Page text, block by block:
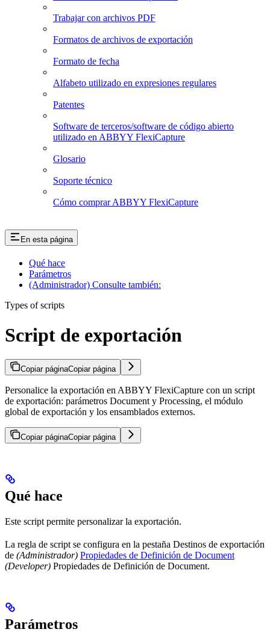
Trabajar con archivos PDF
Formatos de archivos de exportación
Formato de fecha
Alfabeto utilizado en expresiones regulares
Patentes
Software de terceros/software de código abierto
utilizado en ABBYY FlexiCapture
Glosario
Soporte técnico
Cómo comprar ABBYY FlexiCapture
En esta página
Qué hace
Parámetros
(Administrador) Consulte también:
Types of scripts
Script de exportación
Copiar páginaCopiar página
Personalice la exportación en ABBYY FlexiCapture con un script
de exportación: parámetros Document y Processing, el módulo
global de exportación y los ensamblados externos.
Copiar páginaCopiar página
Qué hace
Este script permite personalizar la exportación.
La regla de script se configura en la pestaña Destinos de exportación
de (Administrador) Propiedades de Definición de Document
(Developer) Propiedades de Definición de Document.
Parámetros